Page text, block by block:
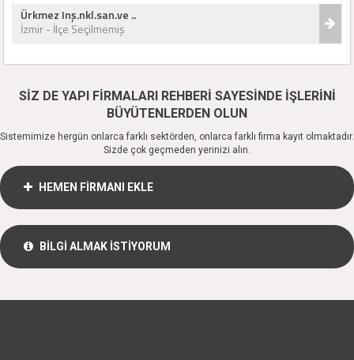
Ürkmez Inş.nkl.san.ve ..
İzmir - İlçe Seçilmemiş
SİZ DE YAPI FİRMALARI REHBERİ SAYESİNDE İŞLERİNİ
BÜYÜTENLERDEN OLUN
Sistemimize hergün onlarca farklı sektörden, onlarca farklı firma kayıt olmaktadır.
Sizde çok geçmeden yerinizi alın.
HEMEN FİRMANI EKLE
BİLGİ ALMAK İSTİYORUM